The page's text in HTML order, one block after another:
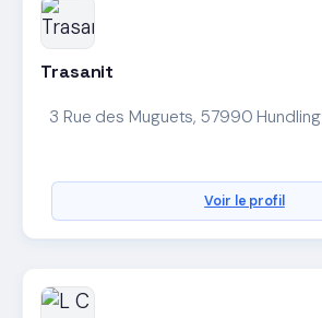
Trasanit
3 Rue des Muguets, 57990 Hundling
Voir le profil